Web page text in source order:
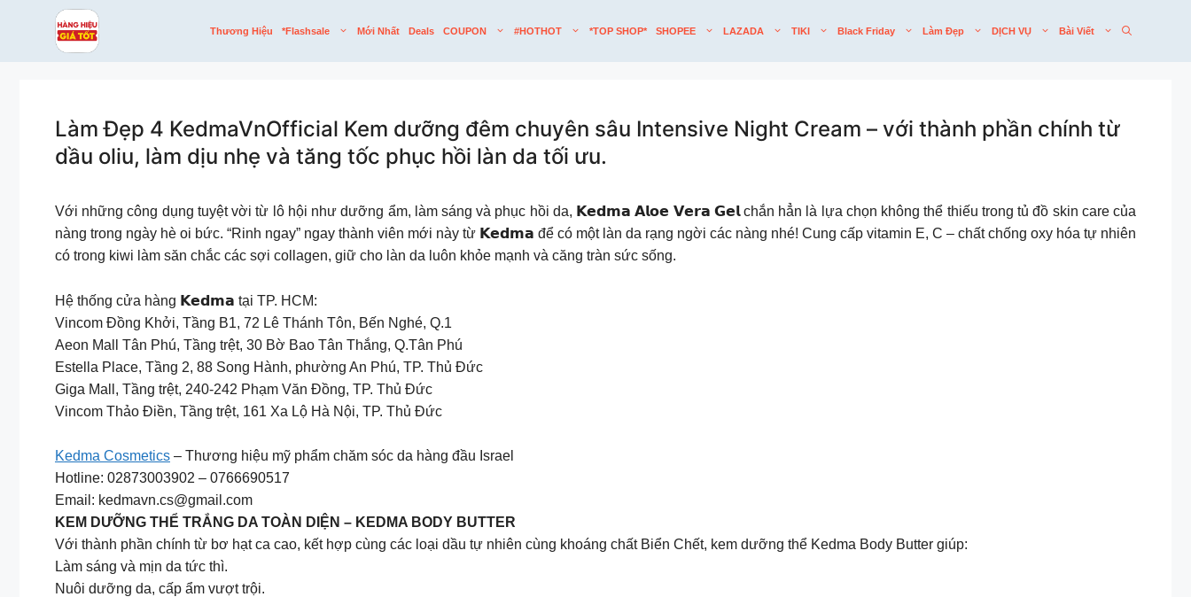
Thương Hiệu *flashsale Mới Nhất Deals COUPON #HOTHOT *TOP SHOP* SHOPEE LAZADA TIKI Black Friday Làm Đẹp DỊCH VỤ Bài Viết
Làm Đẹp 4 KedmaVnOfficial Kem dưỡng đêm chuyên sâu Intensive Night Cream – với thành phần chính từ
dầu oliu, làm dịu nhẹ và tăng tốc phục hồi làn da tối ưu.
Với những công dụng tuyệt vời từ lô hội như dưỡng ẩm, làm sáng và phục hồi da, 𝗞𝗲𝗱𝗺𝗮 𝗔𝗹𝗼𝗲 𝗩𝗲𝗿𝗮 𝗚𝗲𝗹 chắn hẳn là lựa chọn không thể thiếu trong tủ đồ skin care của
nàng trong ngày hè oi bức. “Rinh ngay” ngay thành viên mới này từ 𝗞𝗲𝗱𝗺𝗮 để có một làn da rạng ngời các nàng nhé! Cung cấp vitamin E, C – chất chống oxy hóa tự nhiên
có trong kiwi làm săn chắc các sợi collagen, giữ cho làn da luôn khỏe mạnh và căng tràn sức sống.
Hệ thống cửa hàng 𝗞𝗲𝗱𝗺𝗮 tại TP. HCM:
Vincom Đồng Khởi, Tầng B1, 72 Lê Thánh Tôn, Bến Nghé, Q.1
Aeon Mall Tân Phú, Tầng trệt, 30 Bờ Bao Tân Thắng, Q.Tân Phú
Estella Place, Tầng 2, 88 Song Hành, phường An Phú, TP. Thủ Đức
Giga Mall, Tầng trệt, 240-242 Phạm Văn Đồng, TP. Thủ Đức
Vincom Thảo Điền, Tầng trệt, 161 Xa Lộ Hà Nội, TP. Thủ Đức
Kedma Cosmetics – Thương hiệu mỹ phẩm chăm sóc da hàng đầu Israel
Hotline: 02873003902 – 0766690517
Email: kedmavn.cs@gmail.com
KEM DƯỠNG THỂ TRẮNG DA TOÀN DIỆN – KEDMA BODY BUTTER
Với thành phần chính từ bơ hạt ca cao, kết hợp cùng các loại dầu tự nhiên cùng khoáng chất Biển Chết, kem dưỡng thể Kedma Body Butter giúp:
Làm sáng và mịn da tức thì.
Nuôi dưỡng da, cấp ẩm vượt trội.